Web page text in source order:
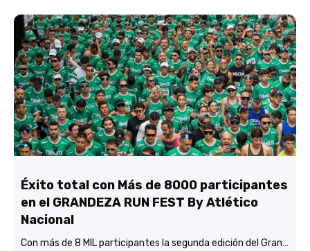
Éxito total con Más de 8000 participantes
en el GRANDEZA RUN FEST By Atlético
Nacional
Con más de 8 MIL participantes la segunda edición del Grandeza Run Fest fue más que un éxito total.